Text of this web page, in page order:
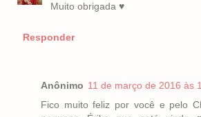
Muito obrigada ♥
Responder
Anônimo 11 de março de 2016 às
Fico muito feliz por você e pelo